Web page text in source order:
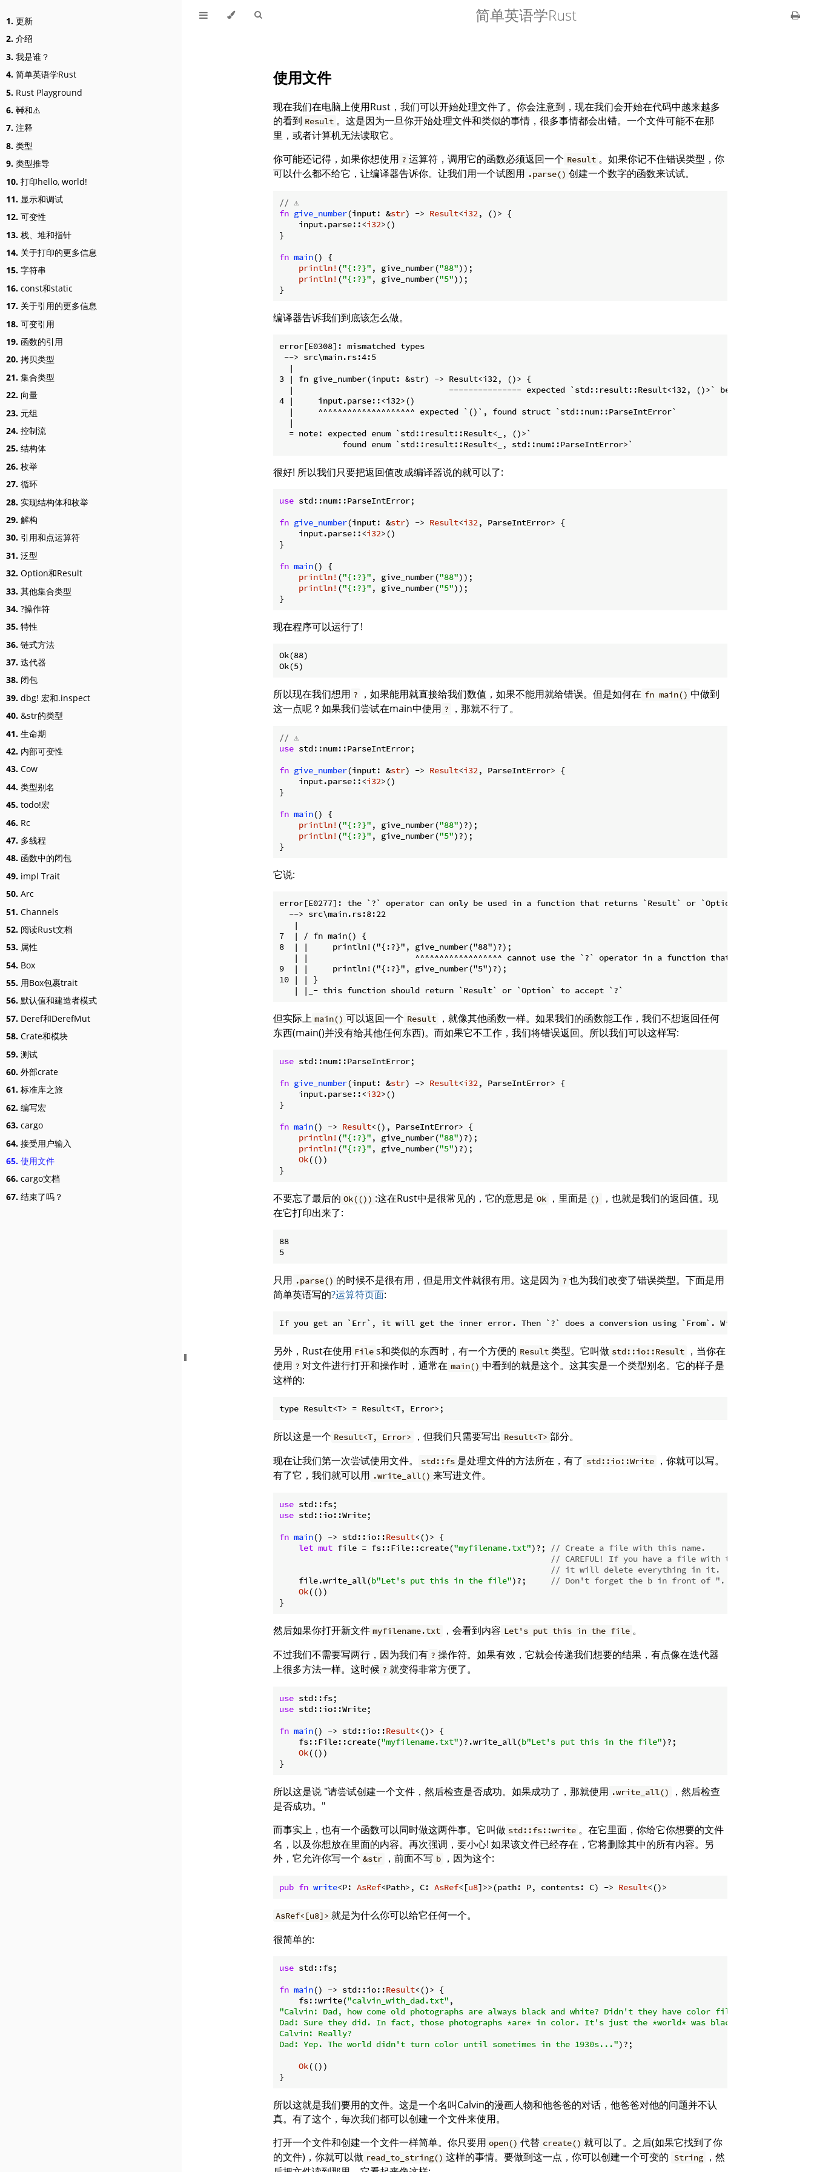
1. 更新
2. 介绍
3. 我是谁？
4. 简单英语学Rust
5. Rust Playground
6. 🚧和⚠️
7. 注释
8. 类型
9. 类型推导
10. 打印hello, world!
11. 显示和调试
12. 可变性
13. 栈、堆和指针
14. 关于打印的更多信息
15. 字符串
16. const和static
17. 关于引用的更多信息
18. 可变引用
19. 函数的引用
20. 拷贝类型
21. 集合类型
22. 向量
23. 元组
24. 控制流
25. 结构体
26. 枚举
27. 循环
28. 实现结构体和枚举
29. 解构
30. 引用和点运算符
31. 泛型
32. Option和Result
33. 其他集合类型
34. ?操作符
35. 特性
36. 链式方法
37. 迭代器
38. 闭包
39. dbg! 宏和.inspect
40. &str的类型
41. 生命期
42. 内部可变性
43. Cow
44. 类型别名
45. todo!宏
46. Rc
47. 多线程
48. 函数中的闭包
49. impl Trait
50. Arc
51. Channels
52. 阅读Rust文档
53. 属性
54. Box
55. 用Box包裹trait
56. 默认值和建造者模式
57. Deref和DerefMut
58. Crate和模块
59. 测试
60. 外部crate
61. 标准库之旅
62. 编写宏
63. cargo
64. 接受用户输入
65. 使用文件
66. cargo文档
67. 结束了吗？
简单英语学Rust
使用文件
现在我们在电脑上使用Rust，我们可以开始处理文件了。你会注意到，现在我们会开始在代码中越来越多
的看到 Result 。这是因为一旦你开始处理文件和类似的事情，很多事情都会出错。一个文件可能不在那
里，或者计算机无法读取它。
你可能还记得，如果你想使用 ? 运算符，调用它的函数必须返回一个 Result 。如果你记不住错误类型，你
可以什么都不给它，让编译器告诉你。让我们用一个试图用 .parse() 创建一个数字的函数来试试。
// ⚠️
fn give_number(input: &str) -> Result<i32, ()> {
    input.parse::<
i32>()
}
fn main() {
println! ("{:?}" , give_number("88"));
println! ("{:?}" , give_number("5"));
}
编译器告诉我们到底该怎么做。
error[E0308]: mismatched types
--> src\main.rs:4:5
  |
3 | fn give_number(input: &str) -> Result<i32, ()> {
|                                --------------- expected `std::result::Result<i32, ()>` because of return
4 |     input.parse::<i32>()
  |     ^^^^^^^^^^^^^^^^^^^^ expected `()`, found struct `std::num::ParseIntError`
  |
  = note: expected enum `std::result::Result<_, ()>`
很好! 所以我们只要把返回值改成编译器说的就可以了:
use std::num::ParseIntError;
fn give_number(input: &str) -> Result<i32, ParseIntError> {
    input.parse::<
i32>()
}
fn main() {
println! ("{:?}" , give_number("88"));
println! ("{:?}" , give_number("5"));
}
现在程序可以运行了!
Ok(88)
所以现在我们想用 ? ，如果能用就直接给我们数值，如果不能用就给错误。但是如何在 fn main() 中做到
这一点呢？如果我们尝试在main中使用 ? ，那就不行了。
// ⚠️
use std::num::ParseIntError;
fn give_number(input: &str) -> Result<i32, ParseIntError> {
    input.parse::<
i32>()
}
fn main() {
println! ("{:?}" , give_number("88")?);
println! ("{:?}" , give_number("5")?);
}
它说:
error[E0277]: the `?` operator can only be used in a function that returns `Result` or `Option` (or another
  --> src\main.rs:8:22
   |
7  | / fn main() {
8  | |     println!("{:?}", give_number("88")?);
   | |                      ^^^^^^^^^^^^^^^^^^ cannot use the `?` operator in a function that returns `()`
9  | |     println!("{:?}", give_number("5")?);
10 | | }
但实际上 main() 可以返回一个 Result
，就像其他函数一样。如果我们的函数能工作，我们不想返回任何
东西(main()并没有给其他任何东西)。而如果它不工作，我们将错误返回。所以我们可以这样写:
use std::num::ParseIntError;
fn give_number(input: &str) -> Result<i32, ParseIntError> {
    input.parse::<
i32>()
}
fn main() -> Result<(), ParseIntError> {
println! ("{:?}" , give_number("88")?);
println! ("{:?}" , give_number("5")?);
Ok(())
}
不要忘了最后的 Ok(()) :这在Rust中是很常见的，它的意思是 Ok ，里面是 ()
，也就是我们的返回值。现
在它打印出来了:
88
只用 .parse() 的时候不是很有用，但是用文件就很有用。这是因为 ? 也为我们改变了错误类型。下面是用
简单英语写的?运算符页面:
另外，Rust在使用 File s和类似的东西时，有一个方便的 Result 类型。它叫做 std::io::Result
，当你在
使用 ? 对文件进行打开和操作时，通常在 main() 中看到的就是这个。这其实是一个类型别名。它的样子是
这样的:
所以这是一个 Result<T, Error> ，但我们只需要写出 Result<T> 部分。
现在让我们第一次尝试使用文件。
std::fs 是处理文件的方法所在，有了 std::io::Write
，你就可以写。
有了它，我们就可以用 .write_all() 来写进文件。
use
use std::io::Write;
fn main() -> std::io::Result<()> {
let mut file = fs::File::create("myfilename.txt")?;
// Create a file with this name.
// CAREFUL! If you have a file with this name already,
// it will delete everything in it.
    file.write_all(
b"Let's put this in the file")?;
// Don't forget the b in front of ". That's because
Ok(())
}
然后如果你打开新文件 myfilename.txt ，会看到内容 Let's put this in the file 。
不过我们不需要写两行，因为我们有 ? 操作符。如果有效，它就会传递我们想要的结果，有点像在迭代器
上很多方法一样。这时候 ? 就变得非常方便了。
use
use std::io::Write;
fn main() -> std::io::Result<()> {
    fs::File::create(
"myfilename.txt")?.write_all(b"Let's put this in the file")?;
Ok(())
}
所以这是说 "请尝试创建一个文件，然后检查是否成功。如果成功了，那就使用 .write_all()
，然后检查
是否成功。"
而事实上，也有一个函数可以同时做这两件事。它叫做 std::fs::write 。在它里面，你给它你想要的文件
名，以及你想放在里面的内容。再次强调，要小心! 如果该文件已经存在，它将删除其中的所有内容。另
外，它允许你写一个 &str ，前面不写 b ，因为这个:
pub fn write<P: AsRef<Path>, C: AsRef<[u8]>>(path: P, contents: C) -> Result
AsRef<[u8]> 就是为什么你可以给它任何一个。
很简单的:
use std::fs;
fn main() -> std::io::Result<()> {
    fs::write(
"calvin_with_dad.txt"
"Calvin: Dad, how come old photographs are always black and white? Didn't they have color film back then?
Dad: Sure they did. In fact, those photographs *are* in color. It's just the *world* was black and white then.
Calvin: Really?
Dad: Yep. The world didn't turn color until sometimes in the 1930s...")?;
Ok(())
}
所以这就是我们要用的文件。这是一个名叫Calvin的漫画人物和他爸爸的对话，他爸爸对他的问题并不认
真。有了这个，每次我们都可以创建一个文件来使用。
打开一个文件和创建一个文件一样简单。你只要用 open() 代替 create() 就可以了。之后(如果它找到了你
的文件)，你就可以做 read_to_string() 这样的事情。要做到这一点，你可以创建一个可变的 String
，然